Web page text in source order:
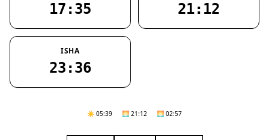
17:35 21:12
ISHA
23:36
☀️ 05:39 🌅 21:12 🌅 02:57